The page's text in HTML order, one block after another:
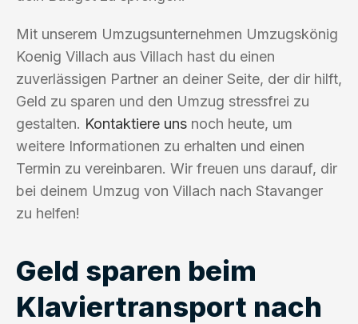
Mit unserem Umzugsunternehmen Umzugskönig
Koenig Villach aus Villach hast du einen
zuverlässigen Partner an deiner Seite, der dir hilft,
Geld zu sparen und den Umzug stressfrei zu
gestalten. Kontaktiere uns noch heute, um
weitere Informationen zu erhalten und einen
Termin zu vereinbaren. Wir freuen uns darauf, dir
bei deinem Umzug von Villach nach Stavanger
zu helfen!
Geld sparen beim
Klaviertransport nach